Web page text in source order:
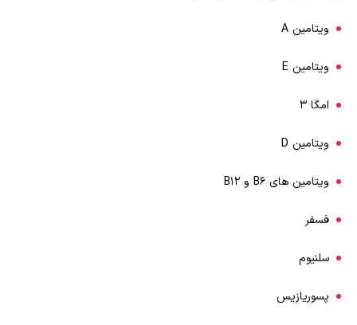
ویتامین A
ویتامین E
امگا ۳
ویتامین D
ویتامین های B۶ و B۱۲
فسفر
سلنیوم
پسوریازیس